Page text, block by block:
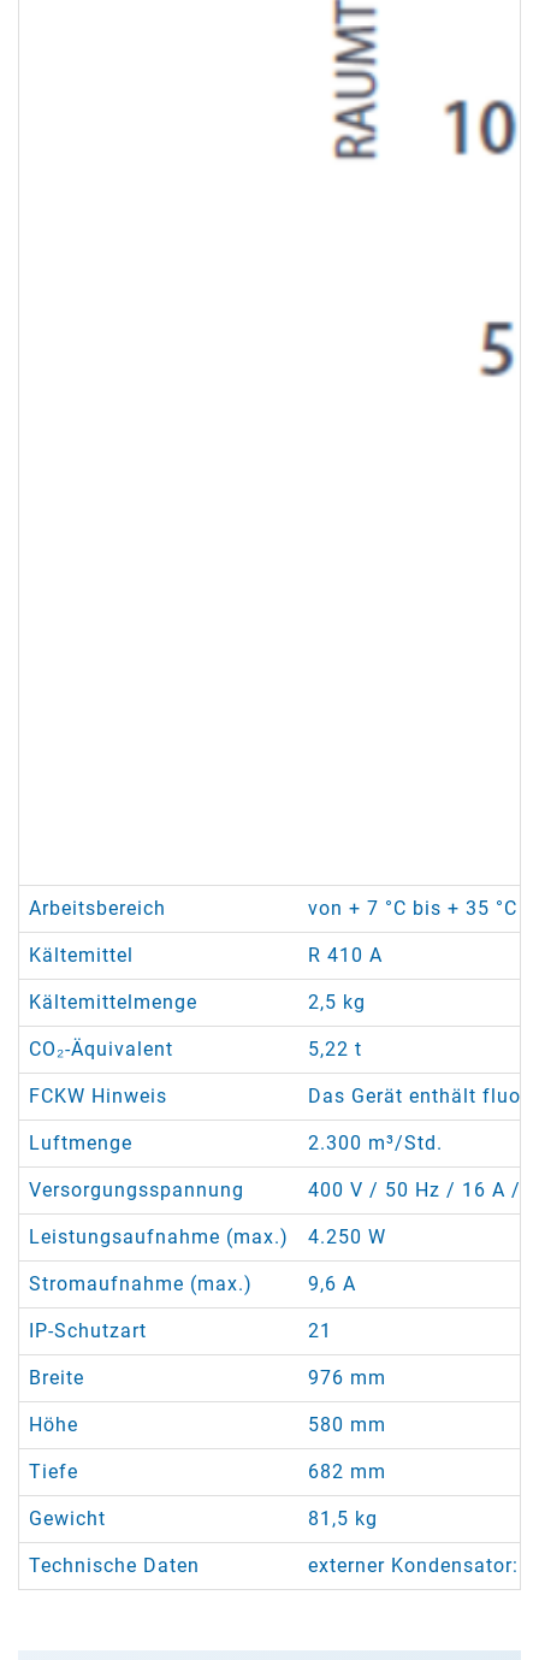
Arbeitsbereich von + 7 °C bis + 35 °C
Kältemittel R 410 A
Kältemittelmenge 2,5 kg
CO₂-Äquivalent 5,22 t
FCKW Hinweis Das Gerät enthält
Luftmenge 2.300 m³/Std.
Versorgungsspannung 400 V / 50 Hz / 16 A /
Leistungsaufnahme (max.) 4.250 W
Stromaufnahme (max.) 9,6 A
IP-Schutzart 21
Breite 976 mm
Höhe 580 mm
Tiefe 682 mm
Gewicht 81,5 kg
Technische Daten externer Kondensator: